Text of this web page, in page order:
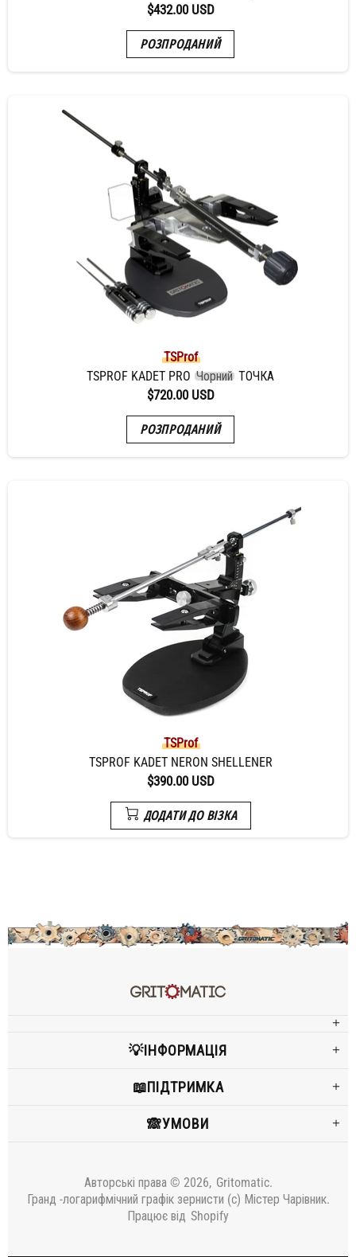
$432.00 USD
РОЗПРОДАНИЙ
TSProf
TSPROF KADET PRO Чорний ТОЧКА
$720.00 USD
РОЗПРОДАНИЙ
TSProf
TSPROF KADET NERON SHELLENER
$390.00 USD
ДОДАТИ ДО ВІЗКА
💡ІНФОРМАЦІЯ
📖ПІДТРИМКА
🙈УМОВИ
Авторські права © 2026, Gritomatic.
Гранд -логарифмічний графік зернисти (c) Містер Чарівник.
Працює від Shopify